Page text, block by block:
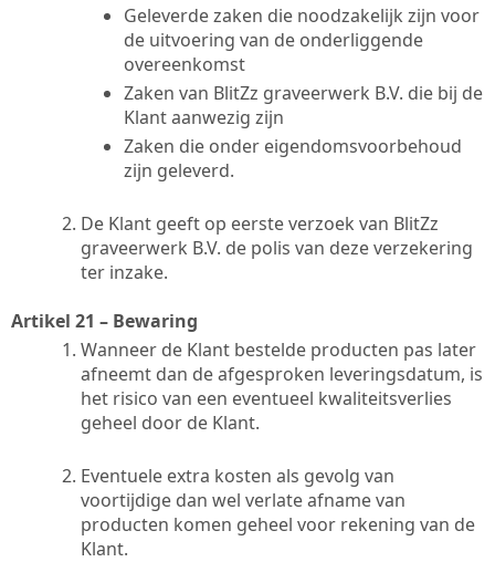
Geleverde zaken die noodzakelijk zijn voor
de uitvoering van de onderliggende
overeenkomst
Zaken van BlitZz graveerwerk B.V. die bij de
Klant aanwezig zijn
Zaken die onder eigendomsvoorbehoud
zijn geleverd.
De Klant geeft op eerste verzoek van BlitZz
graveerwerk B.V. de polis van deze verzekering
ter inzake.
Artikel 21 – Bewaring
Wanneer de Klant bestelde producten pas later
afneemt dan de afgesproken leveringsdatum, is
het risico van een eventueel kwaliteitsverlies
geheel door de Klant.
Eventuele extra kosten als gevolg van
voortijdige dan wel verlate afname van
producten komen geheel voor rekening van de
Klant.